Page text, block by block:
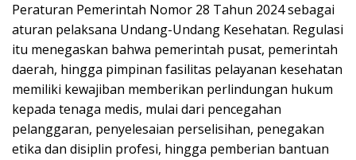
Peraturan Pemerintah Nomor 28 Tahun 2024 sebagai
aturan pelaksana Undang-Undang Kesehatan. Regulasi
itu menegaskan bahwa pemerintah pusat, pemerintah
daerah, hingga pimpinan fasilitas pelayanan kesehatan
memiliki kewajiban memberikan perlindungan hukum
kepada tenaga medis, mulai dari pencegahan
pelanggaran, penyelesaian perselisihan, penegakan
etika dan disiplin profesi, hingga pemberian bantuan